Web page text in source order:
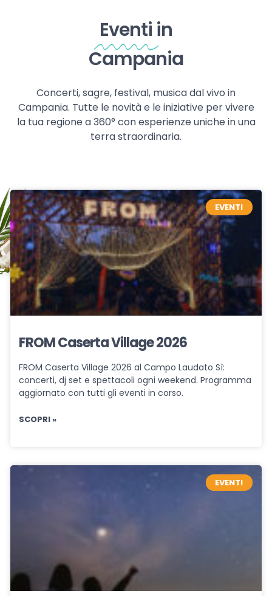
Eventi in
Campania
Concerti, sagre, festival, musica dal vivo in
Campania. Tutte le novità e le iniziative per vivere
la tua regione a 360° con esperienze uniche in una
terra straordinaria.
EVENTI
FROM Caserta Village 2026
FROM Caserta Village 2026 al Campo Laudato Sì:
concerti, dj set e spettacoli ogni weekend. Programma
aggiornato con tutti gli eventi in corso.
SCOPRI »
EVENTI